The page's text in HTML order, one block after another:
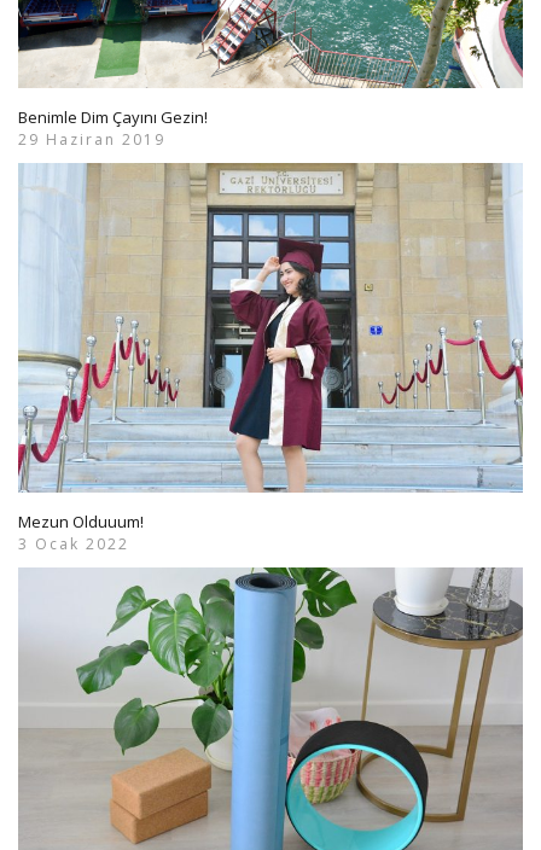
Benimle Dim Çayını Gezin!
29 Haziran 2019
Mezun Olduuum!
3 Ocak 2022